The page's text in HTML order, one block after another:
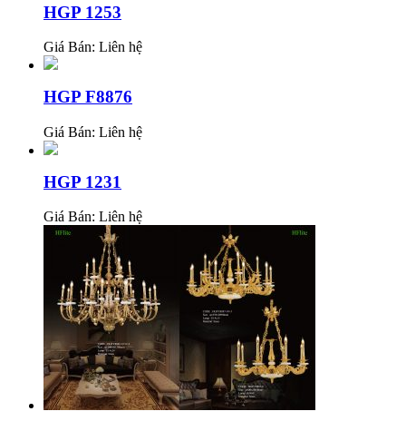
HGP 1253
Giá Bán: Liên hệ
HGP F8876
Giá Bán: Liên hệ
HGP 1231
Giá Bán: Liên hệ